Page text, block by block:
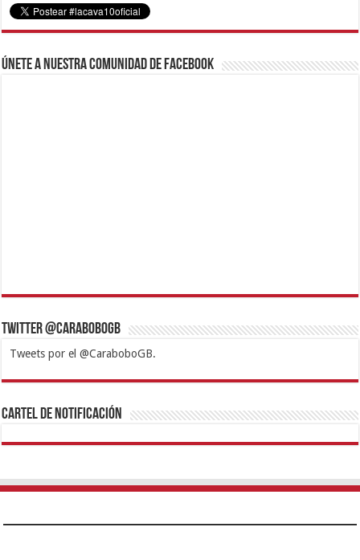
Únete a nuestra comunidad de Facebook
Twitter @CaraboboGB
Tweets por el @CaraboboGB.
1xbetBetturkeyBetistKralbetSupertotobetTipobetMatadorbetMariobet
https://mvbcasino.com/
Cartel de Notificación